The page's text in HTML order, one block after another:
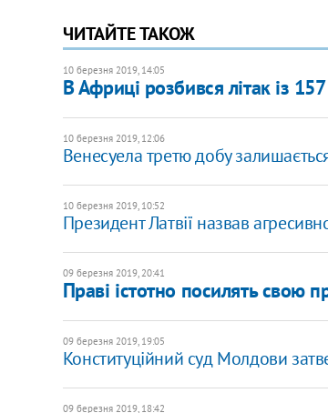
ЧИТАЙТЕ ТАКОЖ
10 березня 2019, 14:05
В Африці розбився літак із
10 березня 2019, 12:06
Венесуела третю добу
10 березня 2019, 10:52
Президент Латвії назвав
09 березня 2019, 20:41
Праві істотно посилять свою
09 березня 2019, 19:05
Конституційний суд Молдови
09 березня 2019, 18:42